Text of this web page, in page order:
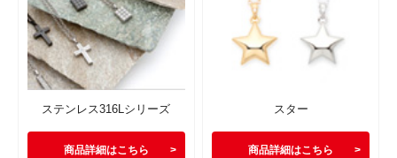
ステンレス316Lシリーズ
商品詳細はこちら
スター
商品詳細はこちら